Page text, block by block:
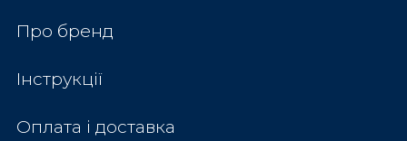
Про бренд
Інструкції
Оплата і доставка